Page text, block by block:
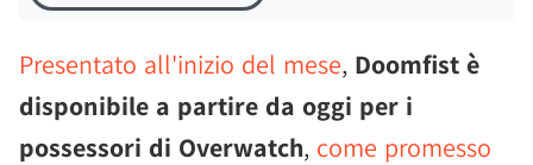
Presentato all'inizio del mese, Doomfist è
disponibile a partire da oggi per i
possessori di Overwatch, come promesso